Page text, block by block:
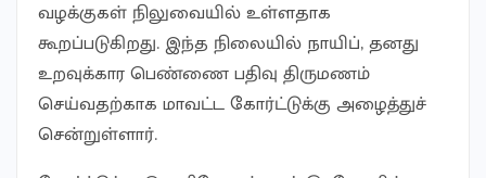
வழக்குகள் நிலுவையில் உள்ளதாக
கூறப்படுகிறது. இந்த நிலையில் நாயிப், தனது
உறவுக்கார பெண்ணை பதிவு திருமணம்
செய்வதற்காக மாவட்ட கோர்ட்டுக்கு அழைத்துச்
சென்றுள்ளார்.